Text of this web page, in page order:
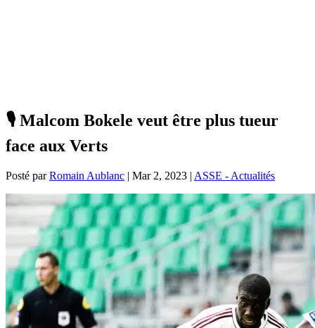
🎙 Malcom Bokele veut être plus tueur
face aux Verts
Posté parRomain Aublanc | Mar 2, 2023 | ASSE - Actualités